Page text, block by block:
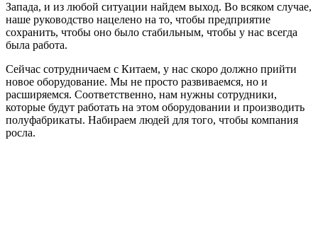
Запада, и из любой ситуации найдем выход. Во всяком случае,
наше руководство нацелено на то, чтобы предприятие
сохранить, чтобы оно было стабильным, чтобы у нас всегда
была работа.
Сейчас сотрудничаем с Китаем, у нас скоро должно прийти
новое оборудование. Мы не просто развиваемся, но и
расширяемся. Соответственно, нам нужны сотрудники,
которые будут работать на этом оборудовании и производить
полуфабрикаты. Набираем людей для того, чтобы компания
росла.